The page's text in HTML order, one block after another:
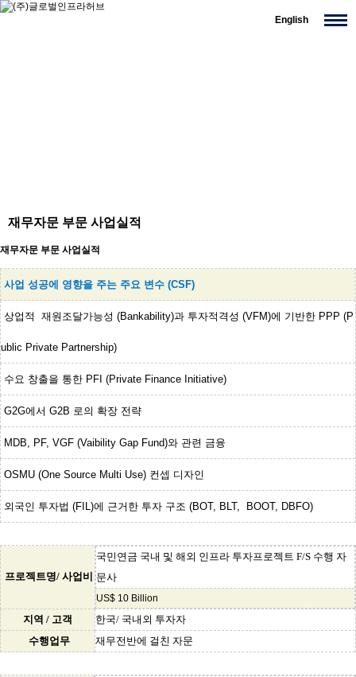
English
재무자문 부문 사업실적
재무자문 부문 사업실적
사업 성공에 영향을 주는 주요 변수 (CSF)
상업적 재원조달가능성 (Bankability)과 투자적격성 (VFM)에 기반한 PPP (P
ublic Private Partnership)
수요 창출을 통한 PFI (Private Finance Initiative)
G2G에서 G2B 로의 확장 전략
MDB, PF, VGF (Vaibility Gap Fund)와 관련 금융
OSMU (One Source Multi Use) 컨셉 디자인
외국인 투자법 (FIL)에 근거한 투자 구조 (BOT, BLT, BOOT, DBFO)
프로젝트명/ 사업비
국민연금 국내 및 해외 인프라 투자프로젝트 F/S 수행 자
문사
US$ 10 Billion
지역 / 고객
한국/ 국내외 투자자
수행업무
재무전반에 걸친 자문